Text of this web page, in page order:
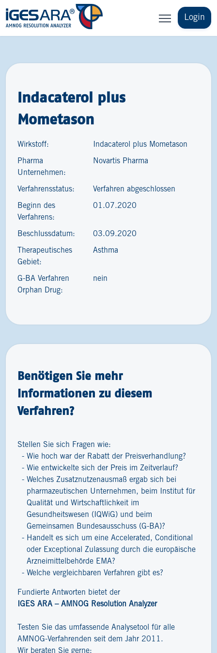
Login
Indacaterol plus
Mometason
Wirkstoff: Indacaterol plus Mometason
Pharma
Unternehmen:
Novartis Pharma
Verfahrensstatus: Verfahren abgeschlossen
Beginn des
Verfahrens:
01.07.2020
Beschlussdatum: 03.09.2020
Therapeutisches
Gebiet:
Asthma
G-BA Verfahren
Orphan Drug:
nein
Benötigen Sie mehr
Informationen zu diesem
Verfahren?
Stellen Sie sich Fragen wie:
Wie hoch war der Rabatt der Preisverhandlung?
Wie entwickelte sich der Preis im Zeitverlauf?
Welches Zusatznutzenausmaß ergab sich bei
pharmazeutischen Unternehmen, beim Institut für
Qualität und Wirtschaftlichkeit im
Gesundheitswesen (IQWiG) und beim
Gemeinsamen Bundesausschuss (G-BA)?
Handelt es sich um eine Accelerated, Conditional
oder Exceptional Zulassung durch die europäische
Arzneimittelbehörde EMA?
Welche vergleichbaren Verfahren gibt es?
Fundierte Antworten bietet der
IGES ARA – AMNOG Resolution Analyzer
Testen Sie das umfassende Analysetool für alle
AMNOG-Verfahrenden seit dem Jahr 2011.
Wir beraten Sie gerne: